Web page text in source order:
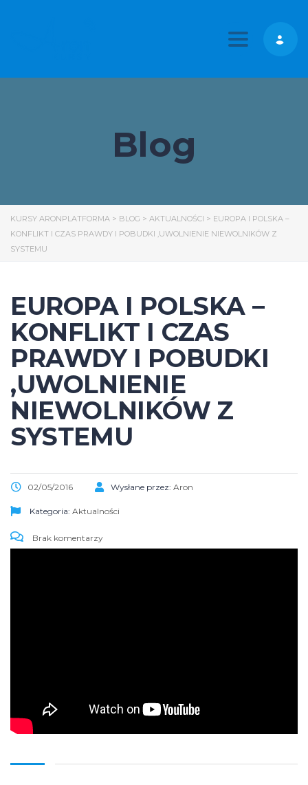
Toggle
Blog
KURSY ARONPLATFORMA > BLOG > AKTUALNOŚCI > EUROPA I POLSKA –
KONFLIKT I CZAS PRAWDY I POBUDKI ,UWOLNIENIE NIEWOLNIKÓW Z
SYSTEMU
EUROPA I POLSKA –
KONFLIKT I CZAS
PRAWDY I POBUDKI
,UWOLNIENIE
NIEWOLNIKÓW Z
SYSTEMU
02/05/2016 Wysłane przez: Aron
Kategoria: Aktualności
Brak komentarzy